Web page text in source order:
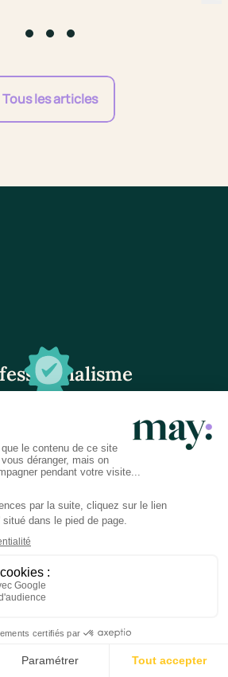
Tous les articles
la petite enfance et la périnatalité
diplômés en France.